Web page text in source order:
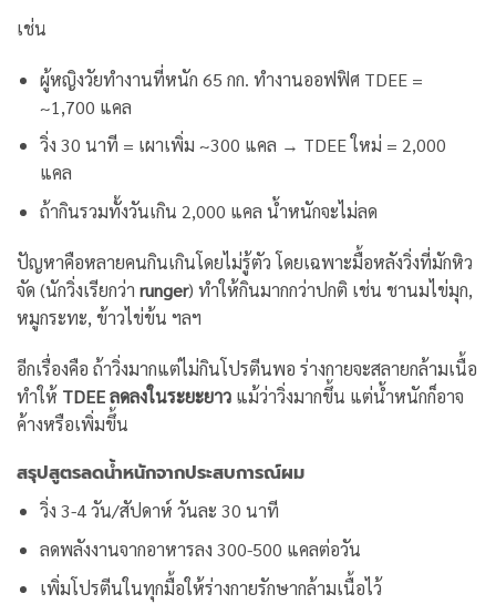
เช่น
ผู้หญิงวัยทำงานที่หนัก 65 กก. ทำงานออฟฟิศ TDEE =
~1,700 แคล
วิ่ง 30 นาที = เผาเพิ่ม ~300 แคล → TDEE ใหม่ = 2,000
แคล
ถ้ากินรวมทั้งวันเกิน 2,000 แคล น้ำหนักจะไม่ลด
ปัญหาคือหลายคนกินเกินโดยไม่รู้ตัว โดยเฉพาะมื้อหลังวิ่งที่มักหิว
จัด (นักวิ่งเรียกว่า runger) ทำให้กินมากกว่าปกติ เช่น ชานมไข่มุก,
หมูกระทะ, ข้าวไข่ข้น ฯลฯ
อีกเรื่องคือ ถ้าวิ่งมากแต่ไม่กินโปรตีนพอ ร่างกายจะสลายกล้ามเนื้อ
ทำให้ TDEE ลดลงในระยะยาว แม้ว่าวิ่งมากขึ้น แต่น้ำหนักก็อาจ
ค้างหรือเพิ่มขึ้น
สรุปสูตรลดน้ำหนักจากประสบการณ์ผม
วิ่ง 3-4 วัน/สัปดาห์ วันละ 30 นาที
ลดพลังงานจากอาหารลง 300-500 แคลต่อวัน
เพิ่มโปรตีนในทุกมื้อให้ร่างกายรักษากล้ามเนื้อไว้